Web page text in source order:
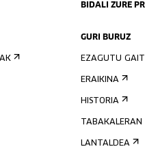
BIDALI ZURE
GURI BURUZ
EZAGUTU
ERAIKINA
HISTORIA
LANTALDEA